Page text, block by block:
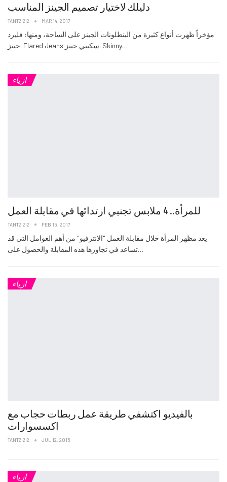
دليلك لاختيار تصميم الجينز المناسب
TANTZIZI2 MAR 14, 2017
مؤخراً ظهرت أنواع كثيرة من البنطلونات الجينز على الساحة، ومنها: فليرد
جينز. Flared Jeans سكيني جينز. Skinny…
ازياء
للمرأة.. 4 ملابس تجنبي ارتدائها في مقابلة العمل
TANTZIZI2 FEB 15, 2017
يعد مظهر المرأة خلال مقابلة العمل "الانترفيو" من أهم العوامل التي قد
تساعد في تجاوزها هذه المقابلة والحصول على…
ازياء
بالفيديو اكتشفي طريقة عمل ربطات حجاب مع
اكسسوارات
TANTZIZI2 JUL 12, 2015
ازياء